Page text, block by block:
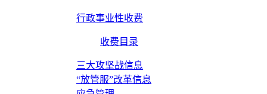
行政事业性收费
收费目录
三大攻坚战信息
“放管服”改革信息